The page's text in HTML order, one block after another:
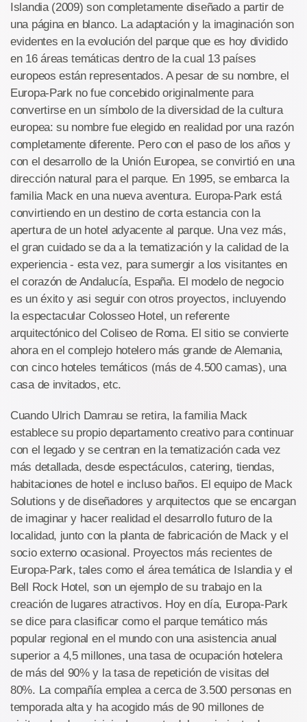
Islandia (2009) son completamente diseñado a partir de
una página en blanco. La adaptación y la imaginación son
evidentes en la evolución del parque que es hoy dividido
en 16 áreas temáticas dentro de la cual 13 países
europeos están representados. A pesar de su nombre, el
Europa-Park no fue concebido originalmente para
convertirse en un símbolo de la diversidad de la cultura
europea: su nombre fue elegido en realidad por una razón
completamente diferente. Pero con el paso de los años y
con el desarrollo de la Unión Europea, se convirtió en una
dirección natural para el parque. En 1995, se embarca la
familia Mack en una nueva aventura. Europa-Park está
convirtiendo en un destino de corta estancia con la
apertura de un hotel adyacente al parque. Una vez más,
el gran cuidado se da a la tematización y la calidad de la
experiencia - esta vez, para sumergir a los visitantes en
el corazón de Andalucía, España. El modelo de negocio
es un éxito y asi seguir con otros proyectos, incluyendo
la espectacular Colosseo Hotel, un referente
arquitectónico del Coliseo de Roma. El sitio se convierte
ahora en el complejo hotelero más grande de Alemania,
con cinco hoteles temáticos (más de 4.500 camas), una
casa de invitados, etc.
Cuando Ulrich Damrau se retira, la familia Mack
establece su propio departamento creativo para continuar
con el legado y se centran en la tematización cada vez
más detallada, desde espectáculos, catering, tiendas,
habitaciones de hotel e incluso baños. El equipo de Mack
Solutions y de diseñadores y arquitectos que se encargan
de imaginar y hacer realidad el desarrollo futuro de la
localidad, junto con la planta de fabricación de Mack y el
socio externo ocasional. Proyectos más recientes de
Europa-Park, tales como el área temática de Islandia y el
Bell Rock Hotel, son un ejemplo de su trabajo en la
creación de lugares atractivos. Hoy en día, Europa-Park
se dice para clasificar como el parque temático más
popular regional en el mundo con una asistencia anual
superior a 4,5 millones, una tasa de ocupación hotelera
de más del 90% y la tasa de repetición de visitas del
80%. La compañía emplea a cerca de 3.500 personas en
temporada alta y ha acogido más de 90 millones de